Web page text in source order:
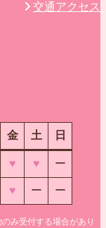
交通アクセス
金 土 日
♥ ♥ ー
♥ ー ー
み受付する場合があり